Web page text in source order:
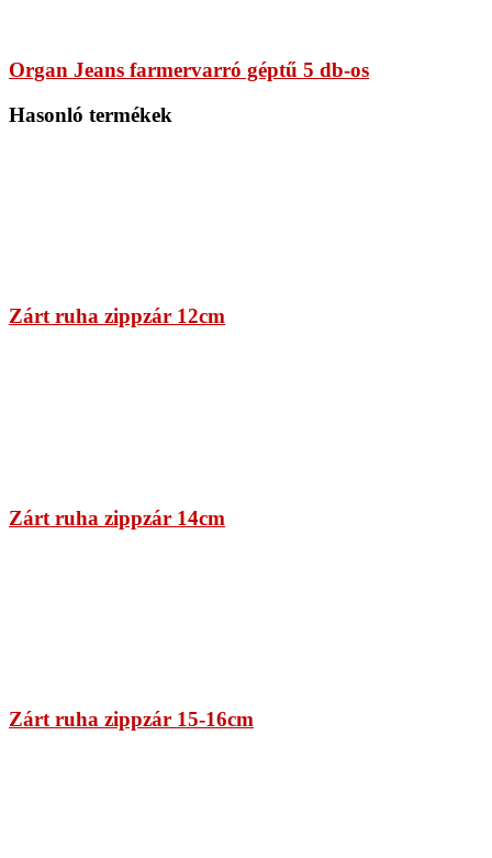
Organ Jeans farmervarró géptű 5 db-os
Hasonló termékek
Zárt ruha zippzár 12cm
Zárt ruha zippzár 14cm
Zárt ruha zippzár 15-16cm